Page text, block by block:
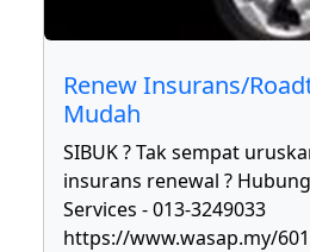
Renew Insurans/
Mudah
SIBUK ? Tak sempat
insurans renewal ?
Services - 013-3249033
https://www.wasap.my/